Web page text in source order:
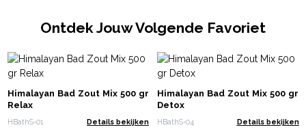
Ontdek Jouw Volgende Favoriet
Himalayan Bad Zout Mix 500 gr
Relax
HBathS-01 Details bekijken
Himalayan Bad Zout Mix 500 gr
Detox
HBathS-04 Details bekijken